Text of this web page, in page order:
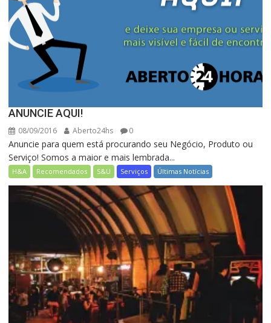
ANUNCIE AQUI!
08/09/2016 Aberto24hs 0
Anuncie para quem está procurando seu Negócio, Produto ou
Serviço! Somos a maior e mais lembrada...
H&A Recomendados S&U Serviços Últimas Notícias